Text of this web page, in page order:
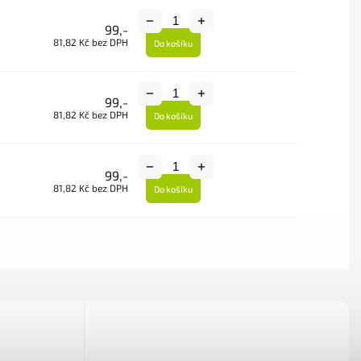
99,-
81,82 Kč bez DPH Do košíku
99,-
81,82 Kč bez DPH Do košíku
99,-
81,82 Kč bez DPH Do košíku